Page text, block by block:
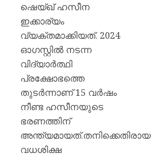
ഷെയ്ഖ് ഹസീന
ഇക്കാര്യം
വ്യക്തമാക്കിയത്. 2024
ഓഗസ്റ്റില്‍ നടന്ന
വിദ്യാര്‍ത്ഥി
പ്രക്ഷോഭത്തെ
തുടര്‍ന്നാണ് 15 വര്‍ഷം
നീണ്ട ഹസീനയുടെ
ഭരണത്തിന്
അന്ത്യമായത്.തനിക്കെതിരായ
വധശിക്ഷ